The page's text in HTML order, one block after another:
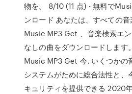
物を。 8/10 (11 点) - 無料で
ンロード あなたは、すべての
Music MP3 Get 、音楽検索エ
なしの曲をダウンロードします
Music MP3 Get 今. いくつかの
システムがために総合法性と、
キュリティを提供できる 2020